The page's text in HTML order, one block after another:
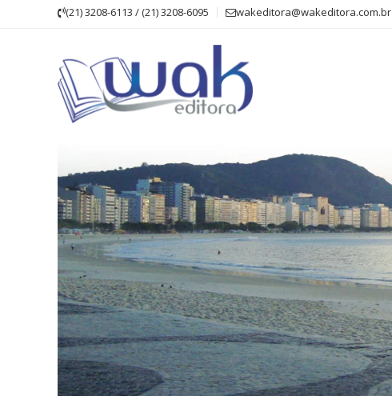
(21) 3208-6113 / (21) 3208-6095 wakeditora@wakeditora.com.br